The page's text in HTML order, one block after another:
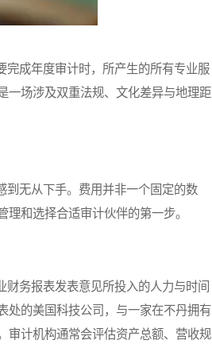
成年度审计时，所产生的所有专业服
一场涉及双重法规、文化差异与地理距
无从下手。费用并非一个固定的数
和选择合适审计伙伴的第一步。
务报表发表意见所投入的人力与时间
处的美国科技公司，与一家在不丹拥有
审计机构通常会评估资产总额、营收规